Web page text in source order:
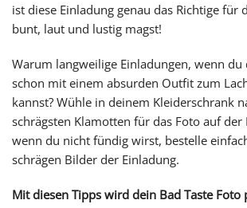
ist diese Einladung genau das Richtige für
bunt, laut und lustig magst!
Warum langweilige Einladungen, wenn du
schon mit einem absurden Outfit zum
kannst? Wühle in deinem Kleiderschrank
schrägsten Klamotten für das Foto auf der
wenn du nicht fündig wirst, bestelle
schrägen Bilder der Einladung.
Mit diesen Tipps wird dein Bad Taste Foto